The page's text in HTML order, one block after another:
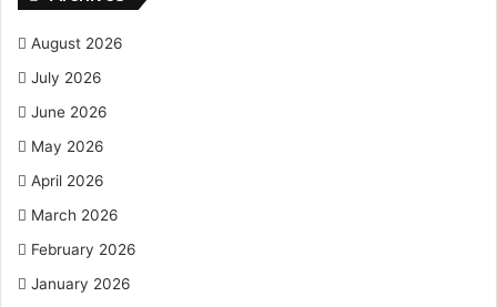
August 2026
July 2026
June 2026
May 2026
April 2026
March 2026
February 2026
January 2026